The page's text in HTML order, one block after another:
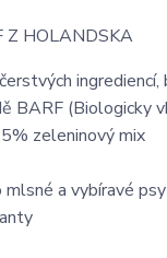
Z HOLANDSKA
ingrediencí,
BARF (Biologicky
zeleninový mix
a vybíravé psy